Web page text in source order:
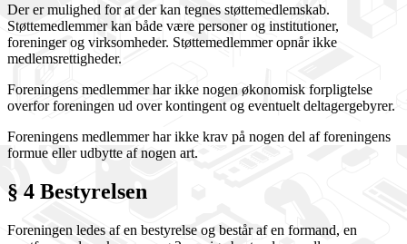
Der er mulighed for at der kan tegnes støttemedlemskab.
Støttemedlemmer kan både være personer og institutioner,
foreninger og virksomheder. Støttemedlemmer opnår ikke
medlemsrettigheder.
Foreningens medlemmer har ikke nogen økonomisk forpligtelse
overfor foreningen ud over kontingent og eventuelt deltagergebyrer.
Foreningens medlemmer har ikke krav på nogen del af foreningens
formue eller udbytte af nogen art.
§ 4 Bestyrelsen
Foreningen ledes af en bestyrelse og består af en formand, en